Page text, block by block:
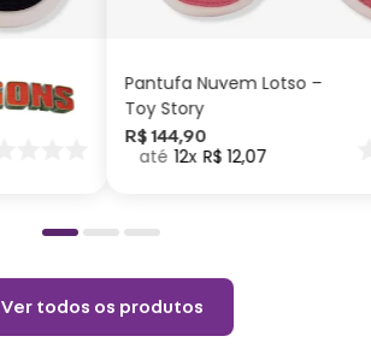
Pantufa Nuvem Lotso –
Toy Story
R$ 144,90
12 R$ 12,07
Ver todos os produtos